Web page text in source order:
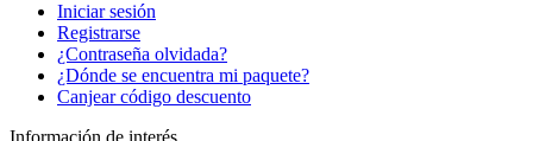
Iniciar sesión
Registrarse
¿Contraseña olvidada?
¿Dónde se encuentra mi paquete?
Canjear código descuento